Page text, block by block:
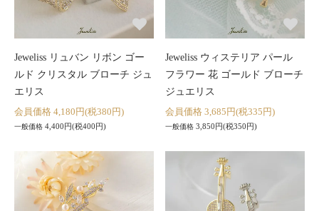
Jeweliss リュバン リボン ゴー
ルド クリスタル ブローチ ジュ
エリス
会員価格 4,180円(税380円)
一般価格 4,400円(税400円)
Jeweliss ウィステリア パール
フラワー 花 ゴールド ブローチ
ジュエリス
会員価格 3,685円(税335円)
一般価格 3,850円(税350円)